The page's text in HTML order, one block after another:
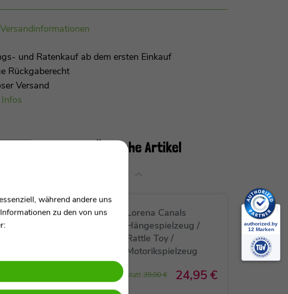
Versandinformationen
und Ratenkauf ab dem ersten Einkauf
Rückgaberecht
Versand
Ähnliche Artikel
SALE
Lorena Canals
Hängespielzeug /
Rattle Toy /
Motorikspielzeug
statt 39,00 € 24,95 €
während andere uns
zu den von uns